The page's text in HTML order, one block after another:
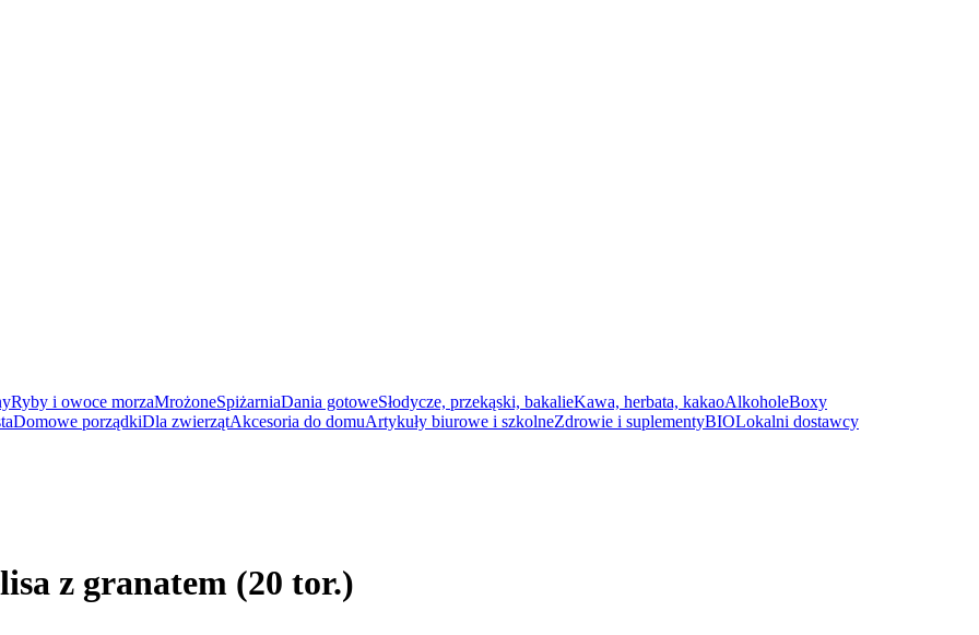
Ryby i owoce morzaMrożoneSpiżarniaDania gotoweSłodycze, przekąski, bakalieKawa, herbata, kakaoAlkoholeBoxy
Domowe porządkiDla zwierzątAkcesoria do domuArtykuły biurowe i szkolneZdrowie i suplementyBIOLokalni dostawcy
z granatem (20 tor.)